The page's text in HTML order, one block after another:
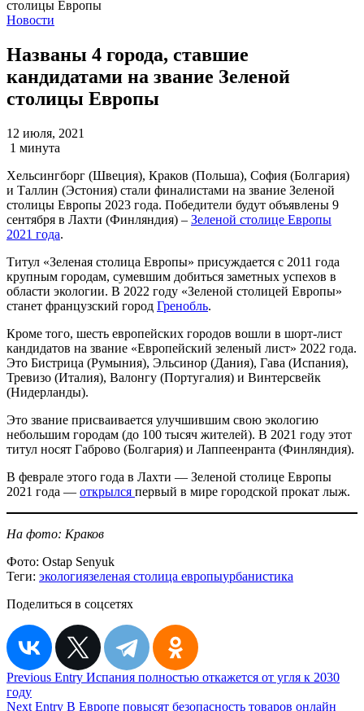
Новости
Названы 4 города, ставшие
кандидатами на звание Зеленой
столицы Европы
12 июля, 2021
1 минута
Хельсингборг (Швеция), Краков (Польша), София (Болгария)
и Таллин (Эстония) стали финалистами на звание Зеленой
столицы Европы 2023 года. Победители будут объявлены 9
сентября в Лахти (Финляндия) – Зеленой столице Европы
2021 года.
Титул «Зеленая столица Европы» присуждается с 2011 года
крупным городам, сумевшим добиться заметных успехов в
области экологии. В 2022 году «Зеленой столицей Европы»
станет французский город Гренобль.
Кроме того, шесть европейских городов вошли в шорт-лист
кандидатов на звание «Европейский зеленый лист» 2022 года.
Это Бистрица (Румыния), Эльсинор (Дания), Гава (Испания),
Тревизо (Италия), Валонгу (Португалия) и Винтерсвейк
(Нидерланды).
Это звание присваивается улучшившим свою экологию
небольшим городам (до 100 тысяч жителей). В 2021 году этот
титул носят Габрово (Болгария) и Лаппеенранта (Финляндия).
В феврале этого года в Лахти — Зеленой столице Европы
2021 года — открылся первый в мире городской прокат лыж.
На фото: Краков
Фото: Ostap Senyuk
Теги: экологиязеленая столица европыурбанистика
Поделиться в соцсетях
Навигация
по
Previous Entry Испания полностью откажется от угля к 2030
году
Next Entry В Европе повысят безопасность товаров онлайн